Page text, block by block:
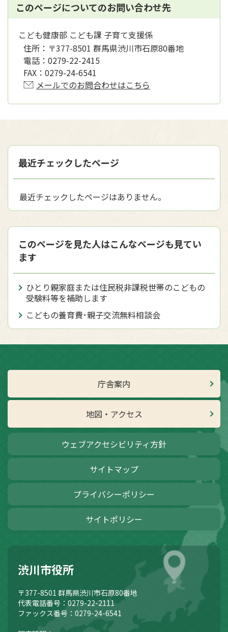
このページについてのお問い合わせ先
こども健康部 こども課 子育て支援係
住所： 〒377-8501 群馬県渋川市石原80番地
電話： 0279-22-2415
FAX： 0279-24-6541
メールでのお問合わせはこちら
最近チェックしたページ
最近チェックしたページはありません。
このページを見た人はこんなページも見てい
ます
ひとり親家庭または住民税非課税世帯のこどもの
受験料等を補助します
こどもの養育費･親子交流無料相談会
庁舎案内
地図・アクセス
ウェブアクセシビリティ方針
サイトマップ
プライバシーポリシー
サイトポリシー
渋川市役所
〒377-8501 群馬県渋川市石原80番地
代表電話番号：0279-22-2111
ファックス番号：0279-24-6541